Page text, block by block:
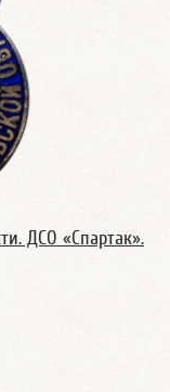
ДСО «Спартак».